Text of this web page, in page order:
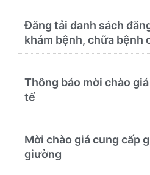
Đăng tải danh sách
khám bệnh, chữa bệnh
cổ truyền và Phục hồi
Thông báo mời chào
tế
Mời chào giá cung cấp
giường